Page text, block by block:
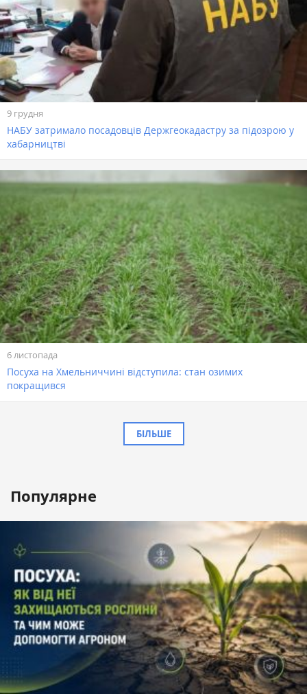
9 грудня
НАБУ затримало посадовців Держгеокадастру за підозрою у
хабарництві
6 листопада
Посуха на Хмельниччині відступила: стан озимих
покращився
БІЛЬШЕ
Популярне